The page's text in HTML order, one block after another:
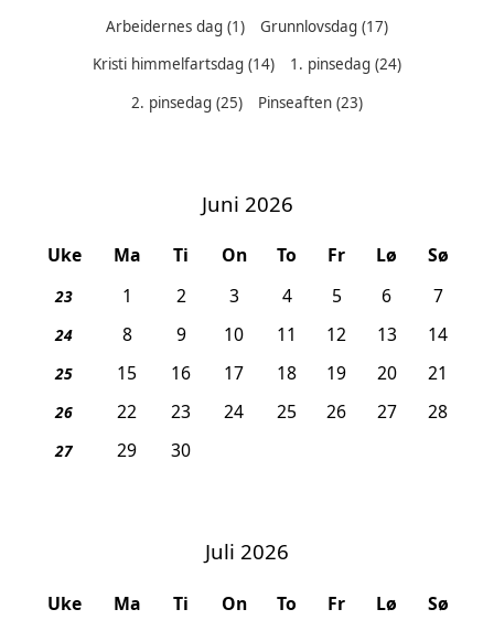
Helligdager denne måneden:
Arbeidernes dag(1) Grunnlovsdag (17)
Kristi himmelfartsdag(14) 1. pinsedag (24)
2. pinsedag(25) Pinseaften (23)
Juni 2026
Uke Ma Ti On To Fr Lø Sø
23 1 2 3 4 5 6 7
24 8 9 10 11 12 13 14
25 15 16 17 18 19 20 21
26 22 23 24 25 26 27 28
27 29 30
Juli 2026
Uke Ma Ti On To Fr Lø Sø